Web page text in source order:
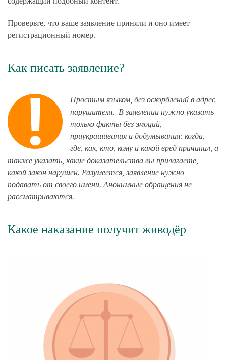
Проверьте, что ваше заявление приняли и оно имеет
регистрационный номер.
Как писать заявление?
Простым языком, без оскорблений в адрес
нарушителя. В заявлении нужно указать
только факты без эмоций,
приукрашивания и додумывания: когда,
где, как, кто, кому и какой вред причинил, а
также указать, какие доказательства вы прилагаете,
какой закон нарушен. Разумеется, заявление нужно
подавать от своего имени. Анонимные обращения не
рассматриваются.
Какое наказание получит живодёр